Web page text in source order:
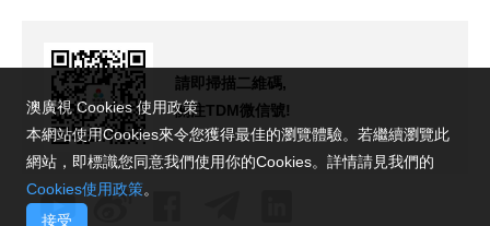
請即掃描二維碼,
關注TDM微信號!
澳廣視 Cookies 使用政策
本網站使用Cookies來令您獲得最佳的瀏覽體驗。若繼續瀏覽此
網站，即標識您同意我們使用你的Cookies。詳情請見我們的
Cookies使用政策。
接受